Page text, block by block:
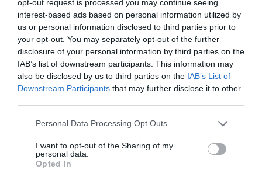
opt-out request is processed you may continue seeing
interest-based ads based on personal information utilized by
us or personal information disclosed to third parties prior to
your opt-out. You may separately opt-out of the further
disclosure of your personal information by third parties on the
IAB’s list of downstream participants. This information may
also be disclosed by us to third parties on the IAB’s List of
Downstream Participants that may further disclose it to other
Personal Data Processing Opt Outs
I want to opt-out of the Sharing of my
personal data.
Opted In